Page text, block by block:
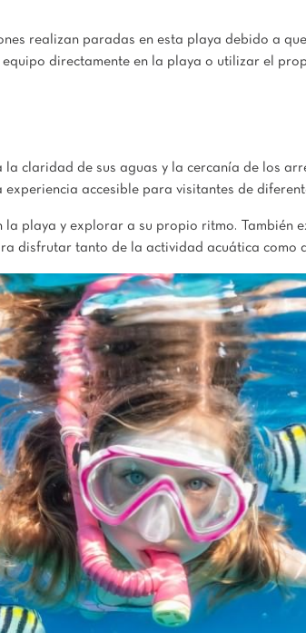
realizan paradas en esta playa debido a
directamente en la playa o utilizar el
la claridad de sus aguas y la cercanía de los
accesible para visitantes de
playa y explorar a su propio ritmo. También
disfrutar tanto de la actividad acuática como